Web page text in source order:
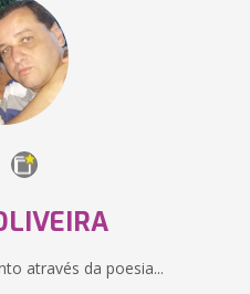
através da poesia...